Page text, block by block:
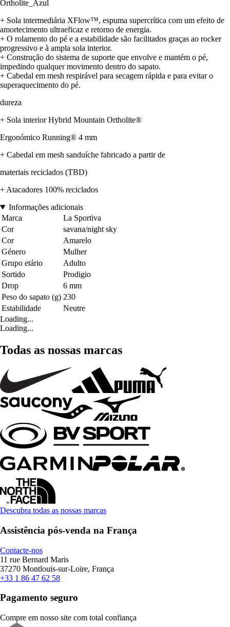
Ortholite_Azul
+ Sola intermediária XFlow™, espuma supercrítica com um efeito de
amortecimento ultraeficaz e retorno de energia.
+ O rolamento do pé e a estabilidade são facilitados graças ao rocker
progressivo e à ampla sola interior.
+ Construção do sistema de suporte que envolve e mantém o pé,
impedindo qualquer movimento dentro do sapato.
+ Cabedal em mesh respirável para secagem rápida e para evitar o
superaquecimento do pé.
dureza
+ Sola interior Hybrid Mountain Ortholite®
Ergonómico Running® 4 mm
+ Cabedal em mesh sanduíche fabricado a partir de
materiais reciclados (TBD)
+ Atacadores 100% reciclados
Informações adicionais
Marca
La Sportiva
Cor
savana/night sky
Cor
Amarelo
Género
Mulher
Grupo etário
Adulto
Sortido
Prodigio
Drop
6 mm
Peso do sapato (g) 230
Estabilidade
Neutre
Loading...
Loading...
Todas as nossas marcas
Descubra todas as nossas marcas
Assistência pós-venda na França
Contacte-nos
11 rue Bernard Maris
37270 Montlouis-sur-Loire, França
+33 1 86 47 62 58
Pagamento seguro
Compre em nosso site com total confiança